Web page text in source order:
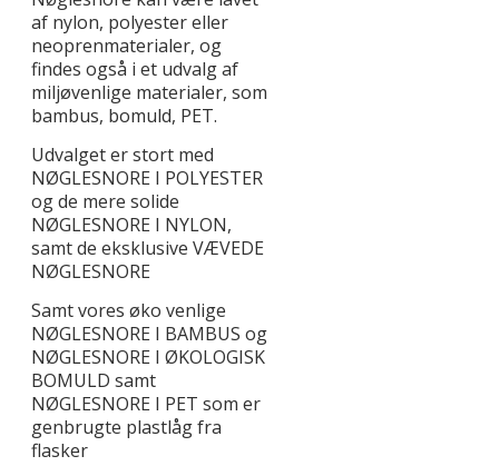
af nylon, polyester eller
neoprenmaterialer, og
findes også i et udvalg af
miljøvenlige materialer, som
bambus, bomuld, PET.
Udvalget er stort med
NØGLESNORE I POLYESTER
og de mere solide
NØGLESNORE I NYLON,
samt de eksklusive VÆVEDE
NØGLESNORE
Samt vores øko venlige
NØGLESNORE I BAMBUS og
NØGLESNORE I ØKOLOGISK
BOMULD samt
NØGLESNORE I PET som er
genbrugte plastlåg fra
flasker